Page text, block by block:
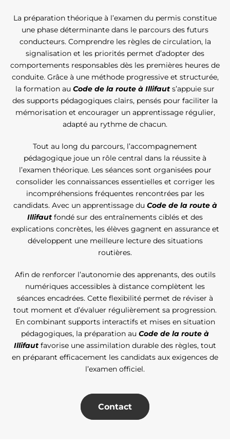
La préparation théorique à l’examen du permis constitue
une phase déterminante dans le parcours des futurs
conducteurs. Comprendre les règles de circulation, la
signalisation et les priorités permet d’adopter des
comportements responsables dès les premières heures de
conduite. Grâce à une méthode progressive et structurée,
la formation au Code de la route à Illifaut s’appuie sur
des supports pédagogiques clairs, pensés pour faciliter la
mémorisation et encourager un apprentissage régulier,
adapté au rythme de chacun.
Tout au long du parcours, l’accompagnement
pédagogique joue un rôle central dans la réussite à
l’examen théorique. Les séances sont organisées pour
consolider les connaissances essentielles et corriger les
incompréhensions fréquentes rencontrées par les
candidats. Avec un apprentissage du Code de la route à
Illifaut fondé sur des entraînements ciblés et des
explications concrètes, les élèves gagnent en assurance et
développent une meilleure lecture des situations
routières.
Afin de renforcer l’autonomie des apprenants, des outils
numériques accessibles à distance complètent les
séances encadrées. Cette flexibilité permet de réviser à
tout moment et d’évaluer régulièrement sa progression.
En combinant supports interactifs et mises en situation
pédagogiques, la préparation au Code de la route à
Illifaut favorise une assimilation durable des règles, tout
en préparant efficacement les candidats aux exigences de
l’examen officiel.
Contact